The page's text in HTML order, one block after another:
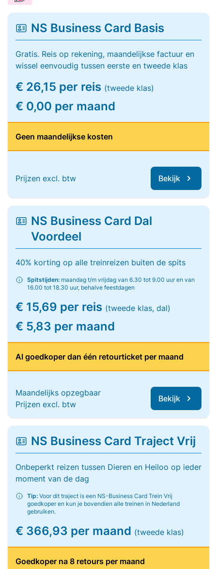
NS Business Card Basis
Gratis. Reis op rekening, maandelijkse factuur en
wissel eenvoudig tussen eerste en tweede klas
€ 26,15 per reis (tweede klas)
€ 0,00 per maand
Geen maandelijkse kosten
Prijzen excl. btw Bekijk
NS Business Card Dal
Voordeel
40% korting op alle treinreizen buiten de spits
Spitstijden: maandag t/m vrijdag van 6.30 tot 9.00 uur en van
16.00 tot 18.30 uur, behalve feestdagen
€ 15,69 per reis (tweede klas, dal)
€ 5,83 per maand
Al goedkoper dan één retourticket per maand
Maandelijks opzegbaar
Prijzen excl. btw
Bekijk
NS Business Card Traject Vrij
Onbeperkt reizen tussen Dieren en Heiloo op ieder
moment van de dag
Tip: Voor dit traject is een NS-Business Card Trein Vrij
goedkoper en kun je bovendien alle treinen in Nederland
gebruiken.
€ 366,93 per maand (tweede klas)
Goedkoper na 8 retours per maand